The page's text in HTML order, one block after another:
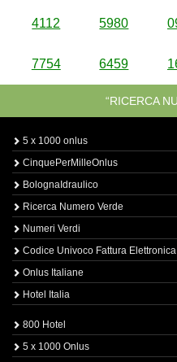
4112 5980
7754 6459
“RICERCA
5 x 1000 onlus
CinquePerMilleOnlus
BolognaIdraulico
Ricerca Numero Verde
Numeri Verdi
Codice Univoco Fattura Elettronica
Onlus Italiane
Hotel Italia
800 Hotel
5 x 1000 Onlus